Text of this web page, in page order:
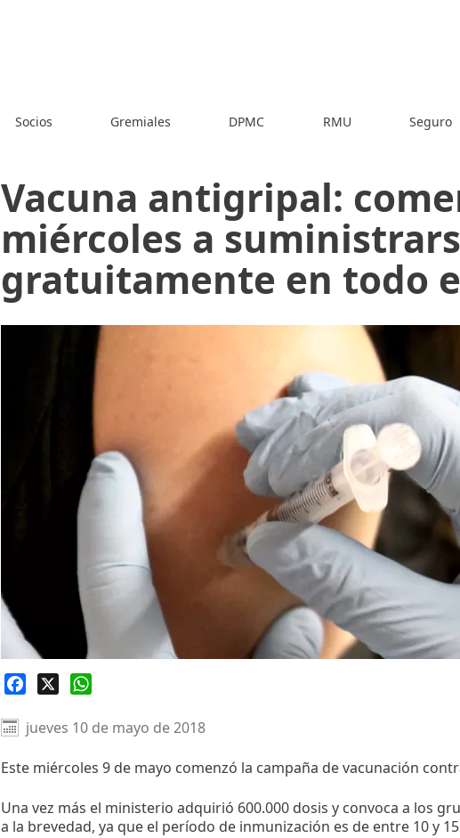
Socios Gremiales DPMC RMU Seguro
Vacuna antigripal:
miércoles a
gratuitamente en todo
Facebook
jueves 10 de mayo de 2018
Este miércoles 9 de mayo comenzó la campaña de vacunación
Una vez más el ministerio adquirió 600.000 dosis y convoca a los
a la brevedad, ya que el período de inmunización es de entre 10 y